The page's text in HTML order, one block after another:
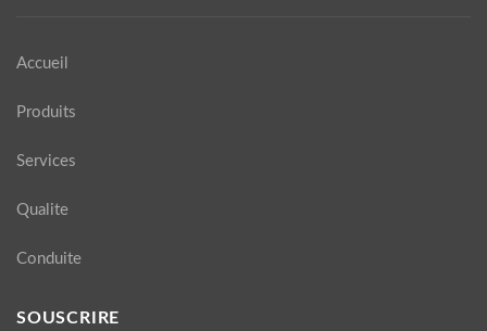
Accueil
Produits
Services
Qualite
Conduite
SOUSCRIRE